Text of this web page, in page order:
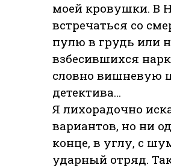
моей кровушки. В
встречаться со
пулю в грудь или
взбесившихся
словно вишневую
детектива…
Я лихорадочно
вариантов, но ни
конце, в углу, с
ударный отряд.